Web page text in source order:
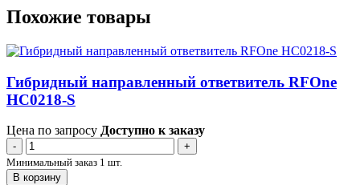
Похожие товары
Гибридный направленный ответвитель RFOne
HC0218-S
Цена по запросу Доступно к заказу
-
+
Минимальный заказ 1 шт.
В корзину